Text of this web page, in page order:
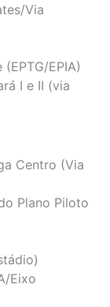
Via
EPIA)
I e II (via
Centro (Via
Plano Piloto
Eixo